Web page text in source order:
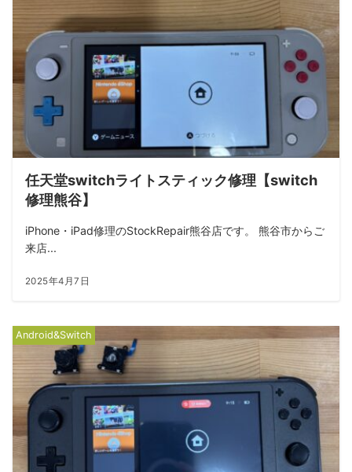
任天堂switchライトスティック修理【switch
修理熊谷】
iPhone・iPad修理のStockRepair熊谷店です。 熊谷市からご
来店...
2025年4月7日
Android&Switch